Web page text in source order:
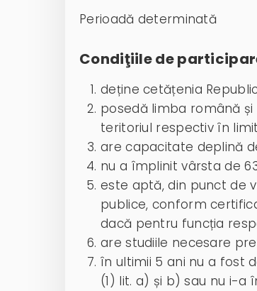
Perioadă determinată
Condiţiile de
deține cetățenia
posedă limba română
teritoriul respectiv în
are capacitate deplină
nu a împlinit vârsta de
este aptă, din punct de
publice, conform
dacă pentru funcția
are studiile necesare
în ultimii 5 ani nu a fost
(1) lit. a) și b) sau nu i-